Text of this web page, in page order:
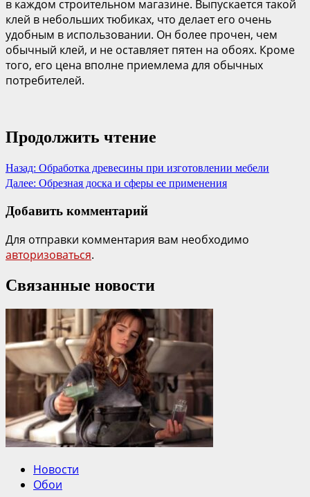
в каждом строительном магазине. Выпускается такой
клей в небольших тюбиках, что делает его очень
удобным в использовании. Он более прочен, чем
обычный клей, и не оставляет пятен на обоях. Кроме
того, его цена вполне приемлема для обычных
потребителей.
Продолжить чтение
Назад: Обработка древесины при изготовлении мебели
Далее: Обрезная доска и сферы ее применения
Добавить комментарий
Для отправки комментария вам необходимо
авторизоваться.
Связанные новости
Новости
Обои